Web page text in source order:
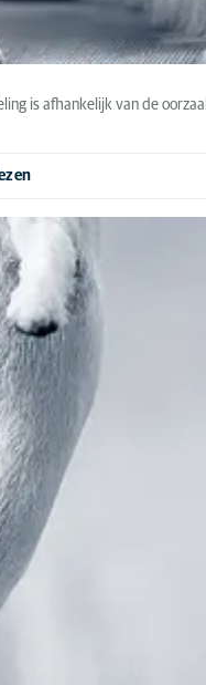
is afhankelijk van de